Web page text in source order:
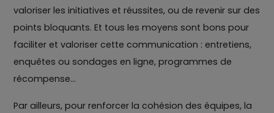
valoriser les initiatives et réussites, ou de revenir sur des
points bloquants. Et tous les moyens sont bons pour
faciliter et valoriser cette communication : entretiens,
enquêtes ou sondages en ligne, programmes de
récompense...
Par ailleurs, pour renforcer la cohésion des équipes, la